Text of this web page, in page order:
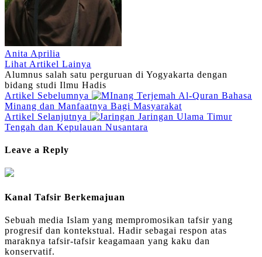
Anita Aprilia
Lihat Artikel Lainya
Alumnus salah satu perguruan di Yogyakarta dengan
bidang studi Ilmu Hadis
Artikel Sebelumnya
Terjemah Al-Quran Bahasa
Minang dan Manfaatnya Bagi Masyarakat
Artikel Selanjutnya
Jaringan Ulama Timur
Tengah dan Kepulauan Nusantara
Leave a Reply
Kanal Tafsir Berkemajuan
Sebuah media Islam yang mempromosikan tafsir yang
progresif dan kontekstual. Hadir sebagai respon atas
maraknya tafsir-tafsir keagamaan yang kaku dan
konservatif.